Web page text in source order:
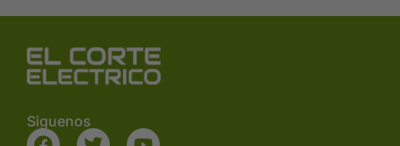
Siguenos